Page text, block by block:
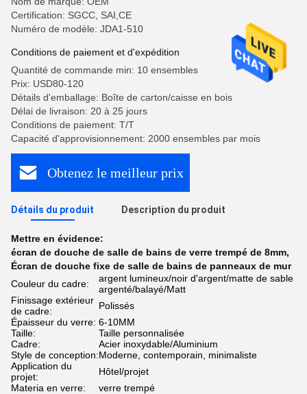
Certification: SGCC, SAI,CE
Numéro de modèle: JDA1-510
Conditions de paiement et d'expédition
Quantité de commande min: 10 ensembles
Prix: USD80-120
Détails d'emballage: Boîte de carton/caisse en bois
Délai de livraison: 20 à 25 jours
Conditions de paiement: T/T
Capacité d'approvisionnement: 2000 ensembles par mois
Obtenez le meilleur prix
Détails du produit Description du produit
Mettre en évidence:
écran de douche de salle de bains de verre trempé de 8mm,
Écran de douche fixe de salle de bains de panneaux de mur
Couleur du cadre:
argent lumineux/noir d'argent/matte de sable
argenté/balayé/Matt
Finissage extérieur
de cadre:
Polissés
Épaisseur du verre: 6-10MM
Taille:
Taille personnalisée
Cadre:
Acier inoxydable/Aluminium
Style de conception:Moderne, contemporain, minimaliste
Application du
projet:
Hôtel/projet
Materia en verre:
verre trempé